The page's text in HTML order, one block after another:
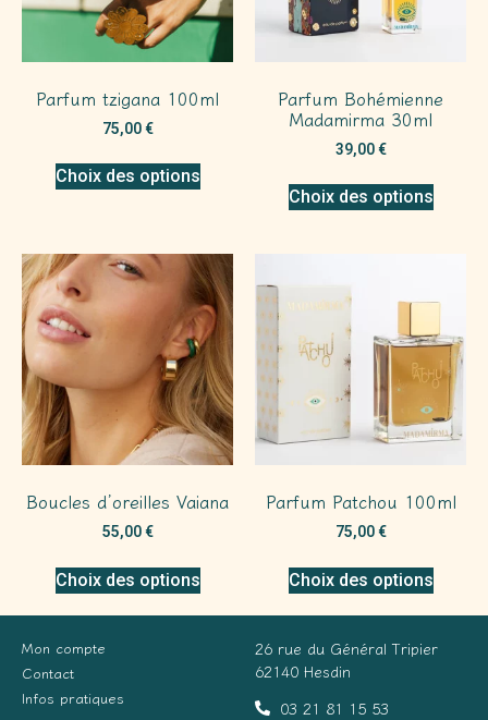
Parfum tzigana 100ml
75,00€
Choix des options
Parfum Bohémienne
Madamirma 30ml
39,00€
Choix des options
Boucles d’oreilles Vaiana
55,00€
Choix des options
Parfum Patchou 100ml
75,00€
Choix des options
Mon compte
Contact
Infos pratiques
26 rue du Général Tripier
62140 Hesdin
03 21 81 15 53